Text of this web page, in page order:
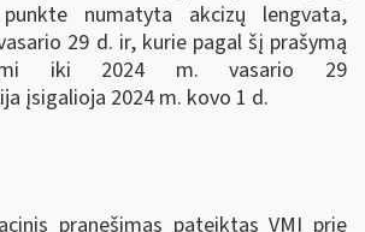
numatyta akcizų lengvata,
29 d. ir, kurie pagal šį prašymą
iki 2024 m. vasario 29
įsigalioja 2024 m. kovo 1 d.
pranešimas pateiktas VMI prie